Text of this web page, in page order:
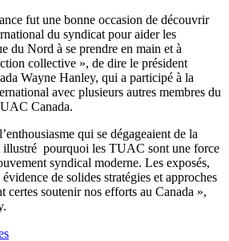
fut une bonne occasion de découvrir
du syndicat pour aider les
du Nord à se prendre en main et à
collective », de dire le président
Wayne Hanley, qui a participé à la
avec plusieurs autres membres du
Canada.
qui se dégageaient de la
illustré pourquoi les TUAC sont une force
syndical moderne. Les exposés,
de solides stratégies et approches
certes soutenir nos efforts au Canada »,